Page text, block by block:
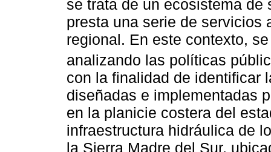
se trata de un ecosistema
presta una serie de servicios
regional. En este contexto,
analizando las políticas
con la finalidad de identificar
diseñadas e implementadas
en la planicie costera del
infraestructura hidráulica de
la Sierra Madre del Sur,